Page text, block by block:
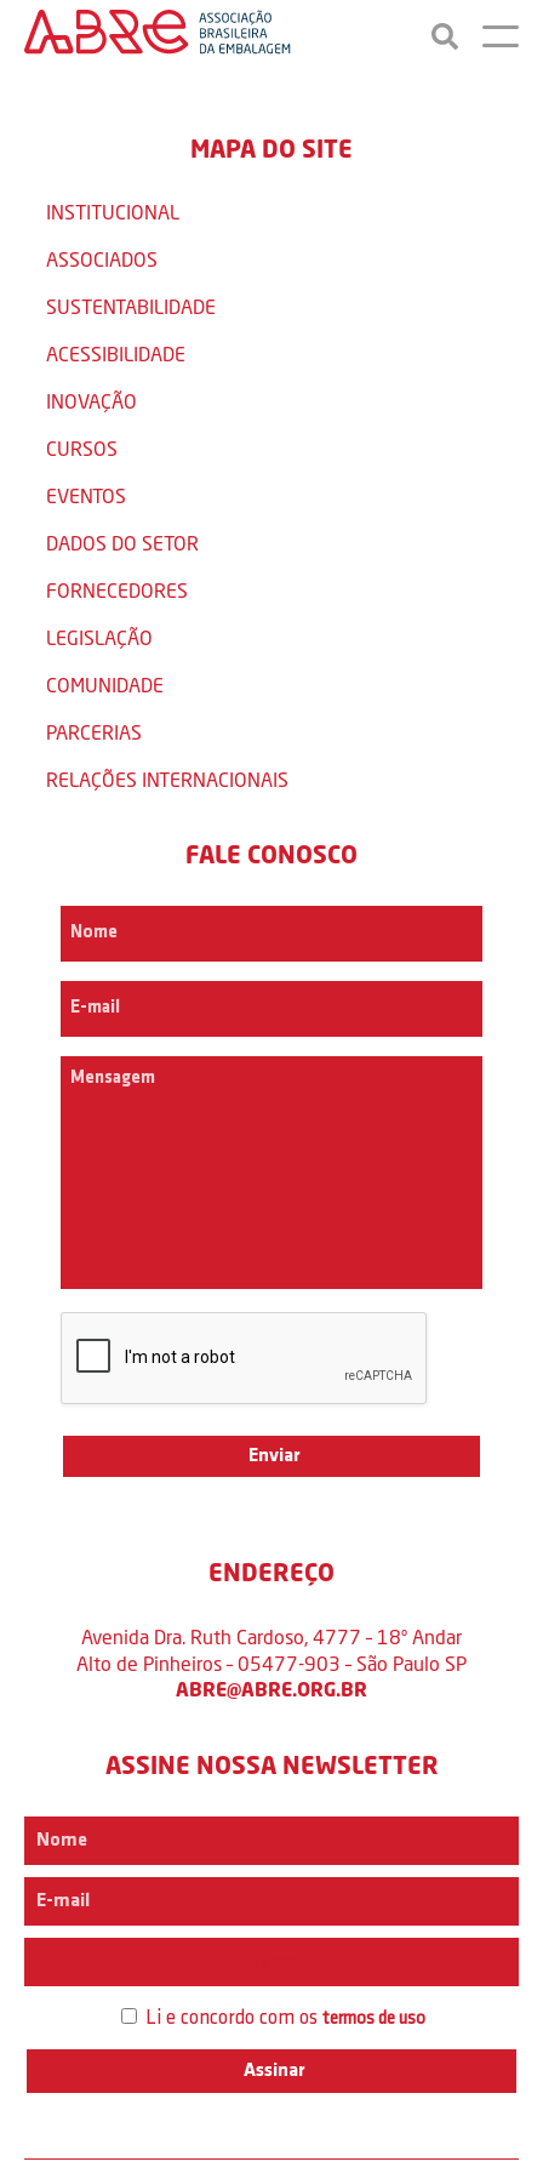
MAPA DO SITE
INSTITUCIONAL
ASSOCIADOS
SUSTENTABILIDADE
ACESSIBILIDADE
INOVAÇÃO
CURSOS
EVENTOS
DADOS DO SETOR
FORNECEDORES
LEGISLAÇÃO
COMUNIDADE
PARCERIAS
RELAÇÕES INTERNACIONAIS
FALE CONOSCO
ENDEREÇO
Avenida Dra. Ruth Cardoso, 4777 – 18º Andar
Alto de Pinheiros – 05477-903 – São Paulo SP
ABRE@ABRE.ORG.BR
ASSINE NOSSA NEWSLETTER
Li e concordo com os termos de uso